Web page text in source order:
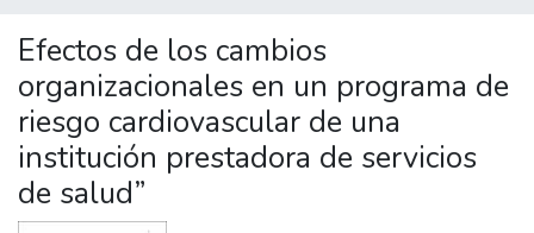
Statistics
Efectos de los cambios
organizacionales en un programa de
riesgo cardiovascular de una
institución prestadora de servicios
de salud”